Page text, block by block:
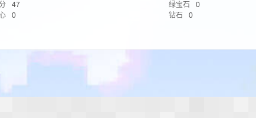
47 绿宝石
0
0 钻石
0